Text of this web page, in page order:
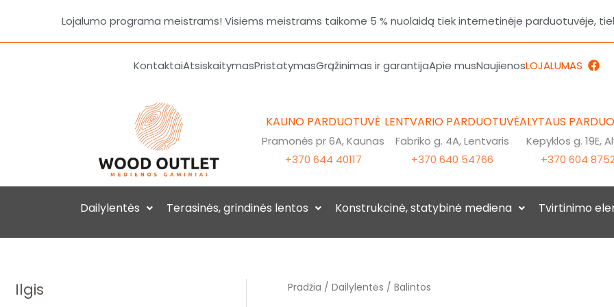
turinio
Lojalumo programa meistrams! Visiems meistrams taikome 5 % nuolaidą tiek internetinėje parduotuvėje,
KontaktaiAtsiskaitymasPristatymasGrąžinimas ir garantijaApie musNaujienosLOJALUMAS F
a
o
o
k
KAUNO PARDUOTUVĖ
Pramonės pr 6A, Kaunas
+370 644 40117
LENTVARIO PARDUOTUVĖ
Fabriko g. 4A, Lentvaris
+370 640 54766
ALYTAUS
Kepyklos g. 19E,
+370 604
Dailylentės Terasinės, grindinės lentos Konstrukcinė, statybinė mediena Tvirtinimo
Ilgis Pradžia / Dailylentės / Balintos